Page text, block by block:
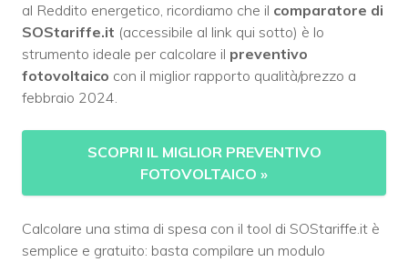
al Reddito energetico, ricordiamo che il comparatore di
SOStariffe.it (accessibile al link qui sotto) è lo
strumento ideale per calcolare il preventivo
fotovoltaico con il miglior rapporto qualità/prezzo a
febbraio 2024.
SCOPRI IL MIGLIOR PREVENTIVO
FOTOVOLTAICO »
Calcolare una stima di spesa con il tool di SOStariffe.it è
semplice e gratuito: basta compilare un modulo